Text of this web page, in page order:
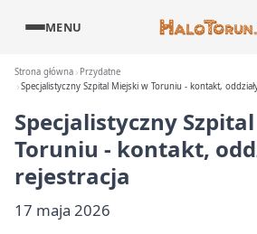
MENU
Strona główna
Przydatne
Specjalistyczny Szpital Miejski w Toruniu - kontakt,
Specjalistyczny
Toruniu - kontakt,
rejestracja
17 maja 2026